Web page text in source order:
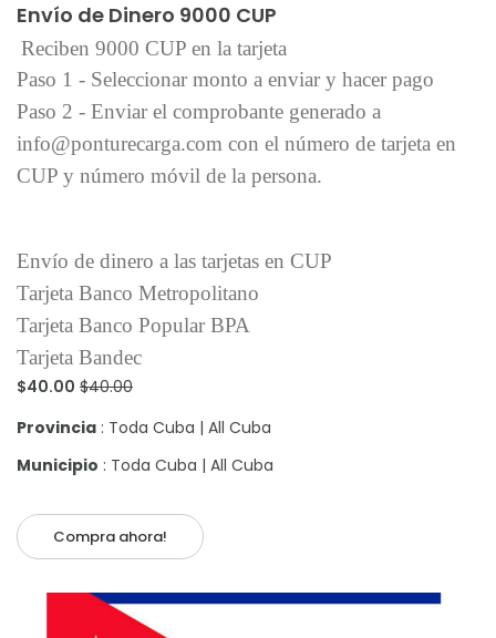
Envío de Dinero 9000 CUP
Reciben 9000 CUP en la tarjeta
Paso 1 - Seleccionar monto a enviar y hacer pago
Paso 2 - Enviar el comprobante generado a
info@ponturecarga.com con el número de tarjeta en
CUP y número móvil de la persona.
Envío de dinero a las tarjetas en CUP
Tarjeta Banco Metropolitano
Tarjeta Banco Popular BPA
Tarjeta Bandec
$40.00 $40.00
Provincia : Toda Cuba | All Cuba
Municipio : Toda Cuba | All Cuba
Compra ahora!